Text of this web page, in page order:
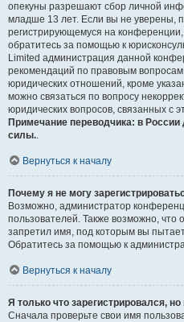
опекуны разрешают сбор личной
младше 13 лет. Если вы не уверены,
регистрирующемуся на
обратитесь за помощью к
Limited администрация данной
рекомендаций по правовым
юридических отношений, кроме
можно связаться по вопросу
юридических вопросов, связанных с
Примечание переводчика: в
силы..
Вернуться к началу
Почему я не могу
Возможно, администратор
пользователей. Также возможно, что
запретил имя, под которым вы
Обратитесь за помощью к
Вернуться к началу
Я только что зарегистрировался, но
Сначала проверьте свои имя